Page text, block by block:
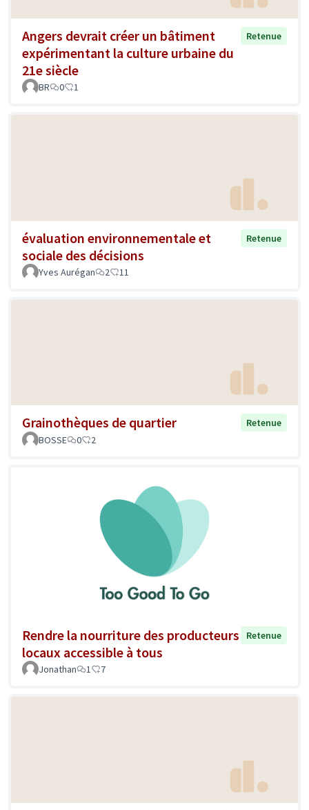
Angers devrait créer un bâtiment
expérimentant la culture urbaine du
21e siècle
Retenue
BR 0 1
évaluation environnementale et
sociale des décisions
Retenue
Yves Aurégan 2 11
Grainothèques de quartier
Retenue
BOSSE
0 2
Rendre la nourriture des producteurs
locaux accessible à tous
Retenue
Jonathan 1 7